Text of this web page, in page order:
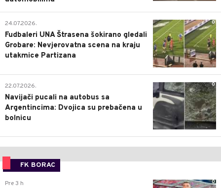
0
24.07.2026.
Fudbaleri UNA Štrasena šokirano gledali
Grobare: Nevjerovatna scena na kraju
utakmice Partizana
0
22.07.2026.
Navijači pucali na autobus sa
Argentincima: Dvojica su prebačena u
bolnicu
FK BORAC
0
Pre 3 h